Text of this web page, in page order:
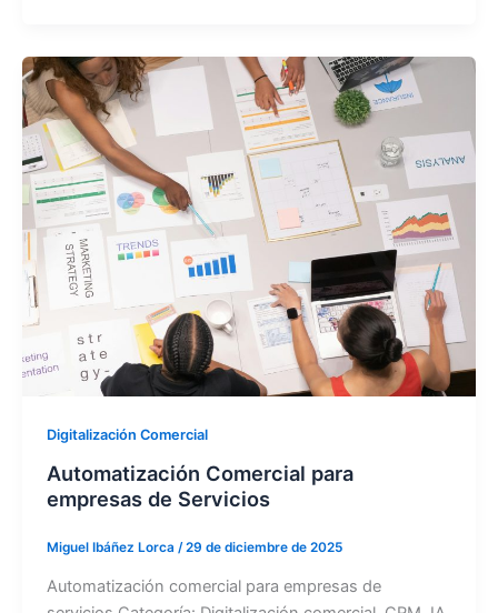
Digitalización Comercial
Automatización Comercial para
empresas de Servicios
Miguel Ibáñez Lorca /29 de diciembre de 2025
Automatización comercial para empresas de